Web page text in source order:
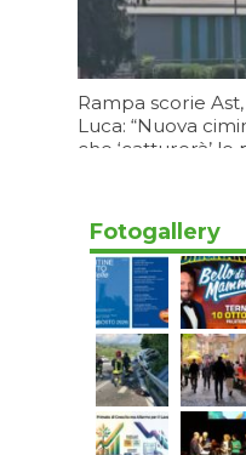
Rampa scorie
Luca: “Nuova
che ‘catturerà’ le
Fotogallery